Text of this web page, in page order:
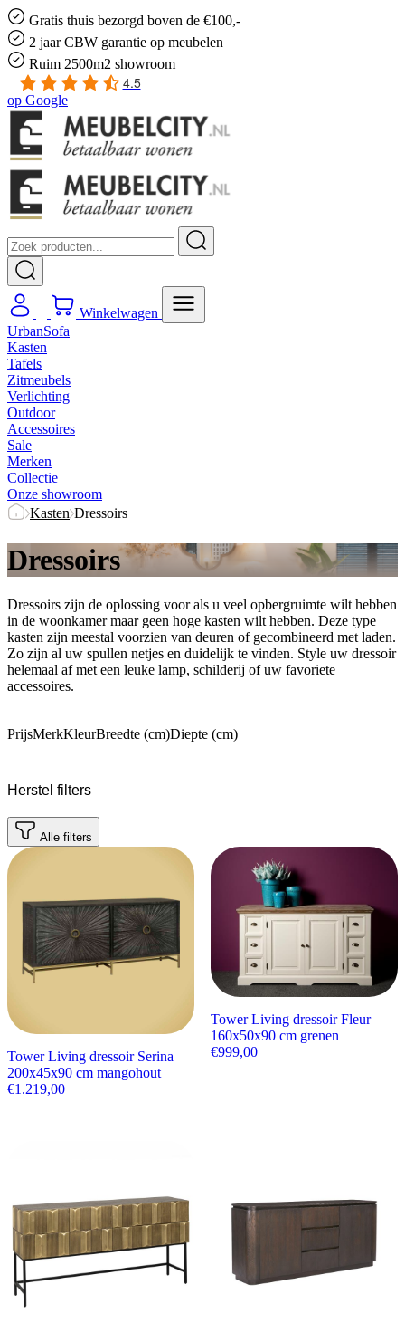
Gratis thuis bezorgd boven de €100,-
2 jaar CBW garantie op meubelen
Ruim 2500m2 showroom
4.5
op Google
Winkelwagen
UrbanSofa
Kasten
Tafels
Zitmeubels
Verlichting
Outdoor
Accessoires
Sale
Merken
Collectie
Onze showroom
Kasten Dressoirs
Dressoirs
Dressoirs zijn de oplossing voor als u veel opbergruimte wilt hebben
in de woonkamer maar geen hoge kasten wilt hebben. Deze type
kasten zijn meestal voorzien van deuren of gecombineerd met laden.
Zo zijn al uw spullen netjes en duidelijk te vinden. Style uw dressoir
helemaal af met een leuke lamp, schilderij of uw favoriete
accessoires.
PrijsMerkKleurBreedte (cm)Diepte (cm)
Herstel filters
Alle filters
Tower Living dressoir Serina
200x45x90 cm mangohout
€1.219,00
Tower Living dressoir Fleur
160x50x90 cm grenen
€999,00